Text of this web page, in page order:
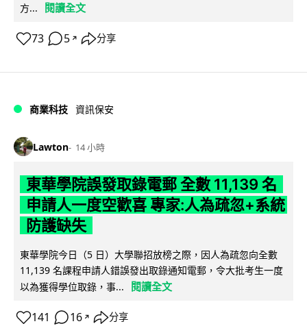
方...
閱讀全文
73 5 ↗ 分享
商業科技 資訊保安
Lawton 14 小時
東華學院誤發取錄電郵 全數 11,139 名
申請人一度空歡喜 專家:人為疏忽+系統
防護缺失
東華學院今日（5 日）大學聯招放榜之際，因人為疏忽向全數
11,139 名課程申請人錯誤發出取錄通知電郵，令大批考生一度
以為獲得學位取錄，事...
閱讀全文
141 16 ↗ 分享